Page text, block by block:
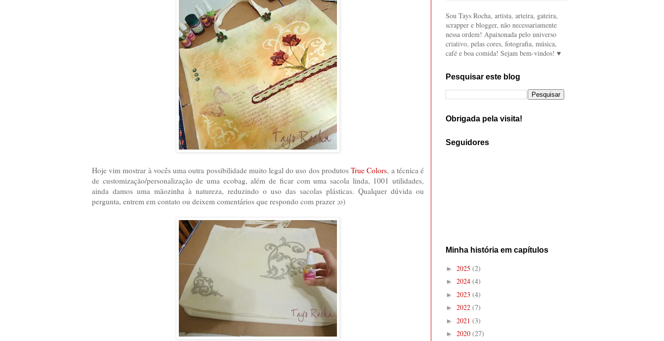
Hoje vim mostrar à vocês uma outra possibilidade muito legal do uso dos produtosTrue Colors, a técnica é
de customização/personalização de uma ecobag, além de ficar com uma sacola linda, 1001 utilidades,
ainda damos uma mãozinha à natureza, reduzindo o uso das sacolas plásticas. Qualquer dúvida ou
pergunta, entrem em contato ou deixem comentários que respondo com prazer ;o)
Sou Tays Rocha, artista, arteira, gateira,
scrapper e blogger, não necessariamente
nessa ordem! Apaixonada pelo universo
criativo, pelas cores, fotografia, música,
café e boa comida! Sejam bem-vindos! ♥
Pesquisar este blog
Obrigada pela visita!
Seguidores
Minha história em capítulos
► 2025 (2)
► 2024 (4)
► 2023 (4)
► 2022 (7)
► 2021 (3)
► 2020 (27)